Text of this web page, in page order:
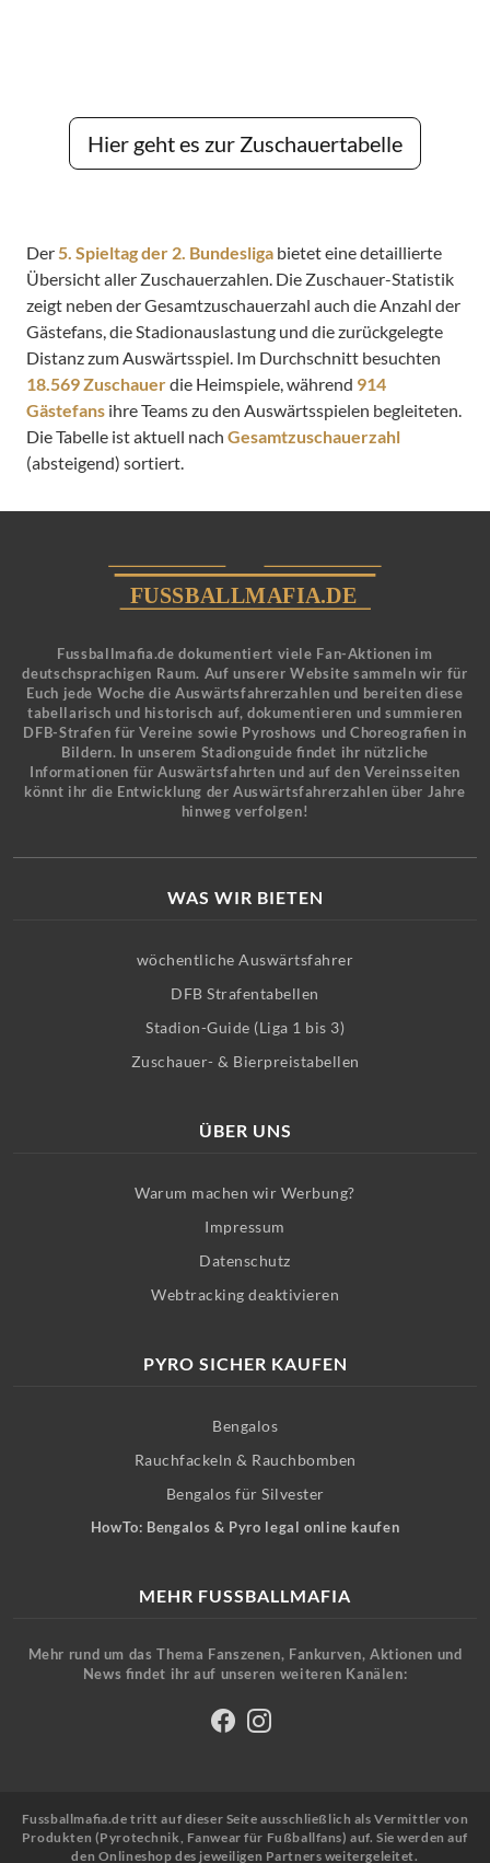
Hier geht es zur Zuschauertabelle
Der5. Spieltag der 2. Bundesliga bietet eine detaillierte
Übersicht aller Zuschauerzahlen. Die Zuschauer-Statistik
zeigt neben der Gesamtzuschauerzahl auch die Anzahl der
Gästefans, die Stadionauslastung und die zurückgelegte
Distanz zum Auswärtsspiel. Im Durchschnitt besuchten
18.569 Zuschauerdie Heimspiele, während 914
Gästefans ihre Teams zu den Auswärtsspielen begleiteten.
Die Tabelle ist aktuell nach Gesamtzuschauerzahl
(absteigend) sortiert.
Fussballmafia.de dokumentiert viele Fan-Aktionen im
deutschsprachigen Raum. Auf unserer Website sammeln wir für
Euch jede Woche die Auswärtsfahrerzahlen und bereiten diese
tabellarisch und historisch auf, dokumentieren und summieren
DFB-Strafen für Vereine sowie Pyroshows und Choreografien in
Bildern. In unserem Stadionguide findet ihr nützliche
Informationen für Auswärtsfahrten und auf den Vereinsseiten
könnt ihr die Entwicklung der Auswärtsfahrerzahlen über Jahre
hinweg verfolgen!
WAS WIR BIETEN
wöchentliche Auswärtsfahrer
DFB Strafentabellen
Stadion-Guide (Liga 1 bis 3)
Zuschauer- & Bierpreistabellen
ÜBER UNS
Warum machen wir Werbung?
Impressum
Datenschutz
Webtracking deaktivieren
PYRO SICHER KAUFEN
Bengalos
Rauchfackeln & Rauchbomben
Bengalos für Silvester
HowTo: Bengalos & Pyro legal online kaufen
MEHR FUSSBALLMAFIA
Mehr rund um das Thema Fanszenen, Fankurven, Aktionen und
News findet ihr auf unseren weiteren Kanälen:
Fussballmafia.de tritt auf dieser Seite ausschließlich als Vermittler von
Produkten (Pyrotechnik, Fanwear für Fußballfans) auf. Sie werden auf
den Onlineshop des jeweiligen Partners weitergeleitet.